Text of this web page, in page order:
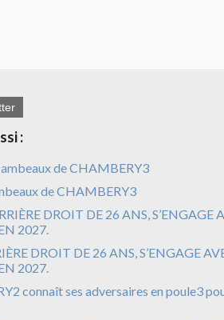
:
de CHAMBERY3
DROIT DE 26 ANS, S’ENGAGE
2027.